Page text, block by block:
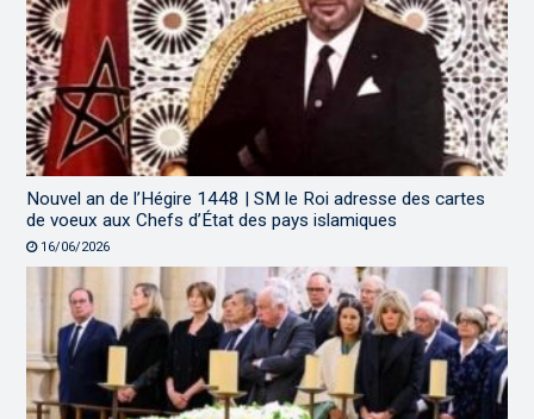
Nouvel an de l’Hégire 1448 | SM le Roi adresse des cartes
de voeux aux Chefs d’État des pays islamiques
16/06/2026